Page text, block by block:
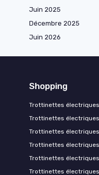
Juin 2025
Décembre 2025
Juin 2026
Shopping
Trottinettes
Trottinettes
Trottinettes
Trottinettes
Trottinettes
Trottinettes